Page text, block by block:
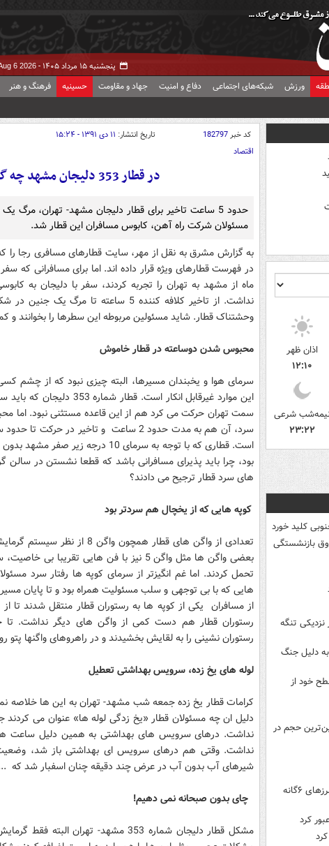
پنجشنبه ۱۵ مرداد ۱۴۰۵ - 6 2026
ورزش شبکه‌های اجتماعی دفاع و امنیت جهاد و مقاومت حسینیه فرهنگ و هنر
اذان ظهر
۱۲:۱۰
شرعی
۲۳:۲۲
کلید خورد
به صندوق‌ بازنشستگی
تنگه
دلیل جنگ
خود از
حجم در
تردد ۵.۶میلیون زائر اربعین از مرزهای ۶گانه
کد خبر182797 تاریخ انتشار: ۱۱ دی ۱۳۹۱ - ۱۵:۲۴
اقتصاد
در قطار 353 دلیجان مشهد چه گذشت؟
مسئولان شرکت راه آهن، کابوس مسافران این قطار شد.
به گزارش مشرق به نقل از مهر، سایت قطارهای مسافری رجا را که
ماه از مشهد به تهران را تجربه کردند، سفر با دلیجان به
نداشت. از تاخیر کلافه کننده 5 ساعته تا
وحشتناک قطار. شاید مسئولین مربوطه این سطرها را بخوانند و
محبوس شدن دوساعته در قطار خاموش
سرمای هوا و یخبندان مسیرها، البته چیزی نبود که از چشم
سمت تهران حرکت می کرد هم از این قاعده مستثنی نبود. اما
است. قطاری که با توجه به سرمای 10
بود، چرا باید پذیرای مسافرانی باشد که قطعا نشستن در سالن
های سرد قطار ترجیح می دادند؟
کوپه هایی که از یخچال هم سردتر بود
تعدادی از واگن های قطار همچون
بعضی واگن ها مثل واگن 5 نیز با فن هایی
تحمل کردند. اما غم انگیزتر از سرمای کوپه ها رفتار سرد
هایی که با بی توجهی و سلب مسئولیت همراه بود و تا پایان
از مسافران یکی از کوپه ها به رستوران قطار منتقل شدند تا
رستوران قطار هم دست کمی از واگن های دیگر نداشت. تا
رستوران نشینی را به لقایش بخشیدند و در راهروهای واگنها پتو
لوله های یخ زده، سرویس بهداشتی تعطیل
کرامات قطار یخ زده جمعه شب مشهد- تهران به این ها
دلیل ان چه مسئولان قطار «یخ زدگی لوله ها» عنوان می کردند
نداشت. درهای سرویس های بهداشتی به همین دلیل ساعت ها
نداشت. وقتی هم درهای سرویس ای بهداشتی باز شد،
شیرهای آب بدون آب در عرض چند دقیقه چنان اسفبار شد که
چای بدون صبحانه نمی دهیم!
مشکل قطار دلیجان شماره 353 مشهد- تهران